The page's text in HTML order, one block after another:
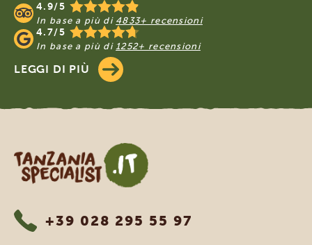
4.9/5
In base a più di 4833+ recensioni
4.7/5
In base a più di1252+ recensioni
LEGGI DI PIÙ
Tanzania Specialist
+39 028 295 55 97